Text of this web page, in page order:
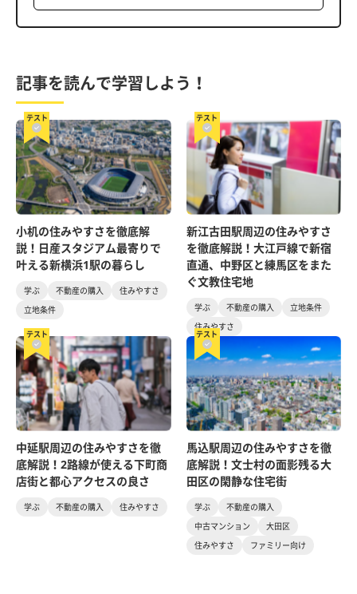
記事を読んで学習しよう！
テスト
小机の住みやすさを徹底解
説！日産スタジアム最寄りで
叶える新横浜1駅の暮らし
学ぶ 不動産の購入
住みやすさ
立地条件
テスト
新江古田駅周辺の住みやすさ
を徹底解説！大江戸線で新宿
直通、中野区と練馬区をまた
ぐ文教住宅地
学ぶ 不動産の購入
立地条件
住みやすさ
テスト
中延駅周辺の住みやすさを徹
底解説！2路線が使える下町商
店街と都心アクセスの良さ
学ぶ 不動産の購入 住みやすさ
テスト
馬込駅周辺の住みやすさを徹
底解説！文士村の面影残る大
田区の閑静な住宅街
学ぶ
不動産の購入
中古マンション
大田区
住みやすさ
ファミリー向け